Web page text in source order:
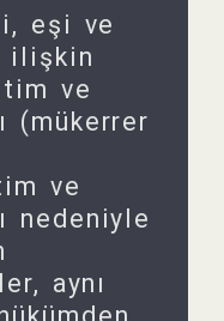
eşi ve
ilişkin
ve
(mükerrer
ve
nedeniyle
aynı